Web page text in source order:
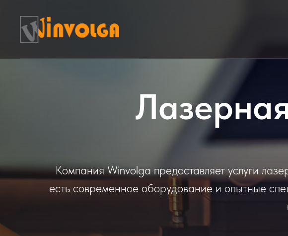
Компания Winvolga предоставляет услуги
есть современное оборудование и опытные